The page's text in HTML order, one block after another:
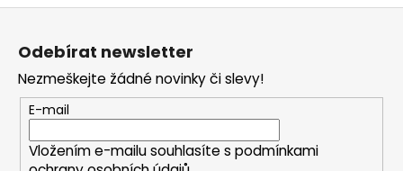
Z
Odebírat newsletter
Nezmeškejte žádné novinky či slevy!
E-mail
Vložením e-mailu souhlasíte s podmínkami